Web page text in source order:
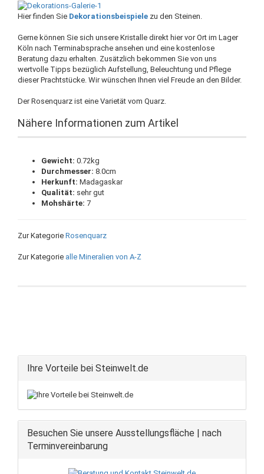
Hier finden Sie Dekorationsbeispiele zu den Steinen.
Gerne können Sie sich unsere Kristalle direkt hier vor Ort im Lager
Köln nach Terminabsprache ansehen und eine kostenlose
Beratung dazu erhalten. Zusätzlich bekommen Sie von uns
wertvolle Tipps bezüglich Aufstellung, Beleuchtung und Pflege
dieser Prachtstücke. Wir wünschen Ihnen viel Freude an den Bilder.
Der Rosenquarz ist eine Varietät vom Quarz.
Nähere Informationen zum Artikel
Gewicht: 0.72kg
Durchmesser: 8.0cm
Herkunft: Madagaskar
Qualität: sehr gut
Mohshärte: 7
Zur Kategorie Rosenquarz
Zur Kategorie alle Mineralien von A-Z
Ihre Vorteile bei Steinwelt.de
Besuchen Sie unsere Ausstellungsfläche | nach
Terminvereinbarung